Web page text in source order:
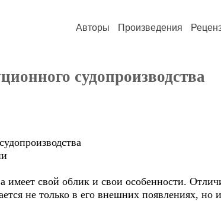
Авторы Произведения
судопроизводства
судопроизводства
имеет свой облик и свои особенности.
не только в его внешних появлениях,